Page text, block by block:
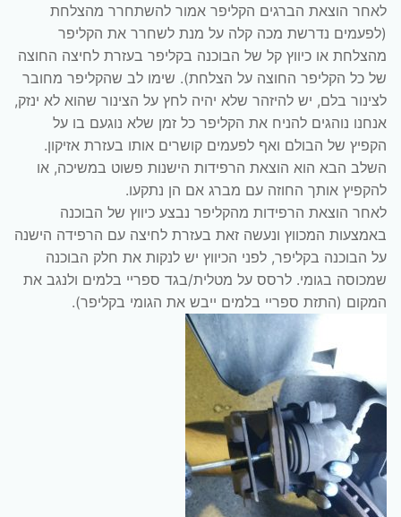
לאחר הוצאת הברגים הקליפר אמור להשתחרר מהצלחת
(לפעמים נדרשת מכה קלה על מנת לשחרר את הקליפר
מהצלחת או כיווץ קל של הבוכנה בקליפר בעזרת לחיצה החוצה
של כל הקליפר החוצה על הצלחת). שימו לב שהקליפר מחובר
לצינור בלם, יש להיזהר שלא יהיה לחץ על הצינור שהוא לא ינזק,
אנחנו נוהגים להניח את הקליפר כל זמן שלא נוגעם בו על
הקפיץ של הבולם ואף לפעמים קושרים אותו בעזרת אזיקון.
השלב הבא הוא הוצאת הרפידות הישנות פשוט במשיכה, או
להקפיץ אותך החוזה עם מברג אם הן נתקעו.
לאחר הוצאת הרפידות מהקליפר נבצע כיווץ של הבוכנה
באמצעות המכווץ ונעשה זאת בעזרת לחיצה עם הרפידה הישנה
על הבוכנה בקליפר, לפני הכיווץ יש לנקות את חלק הבוכנה
שמכוסה בגומי. לרסס על מטלית/בגד ספריי בלמים ולנגב את
המקום (התזת ספריי בלמים ייבש את הגומי בקליפר).